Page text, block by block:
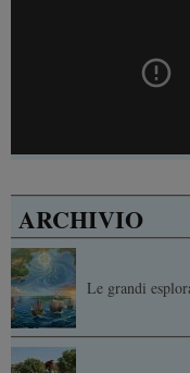
ARCHIVIO
Le grandi